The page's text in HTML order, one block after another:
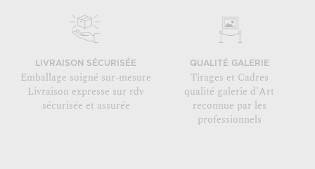
LIVRAISON SÉCURISÉE
Emballage soigné sur-mesure
Livraison expresse sur rdv
sécurisée et assurée
QUALITÉ GALERIE
Tirages et Cadres
qualité galerie d'Art
reconnue par les
professionnels